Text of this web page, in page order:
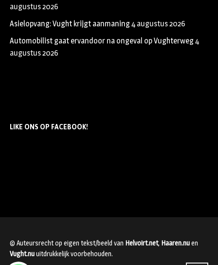
augustus 2026
Asielopvang: Vught krijgt aanmaning4 augustus 2026
Automobilist gaat ervandoor na ongeval op Vughterweg4
augustus 2026
LIKE ONS OP FACEBOOK!
© Auteursrecht op eigen tekst/beeld van Helvoirt.net, Haaren.nuen
Vught.nuuitdrukkelijk voorbehouden.